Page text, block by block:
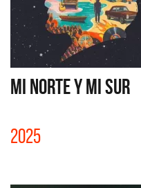
MI NORTE Y MI SUR
2025